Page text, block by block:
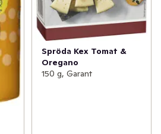
Spröda Kex Tomat &
Oregano
150 g, Garant